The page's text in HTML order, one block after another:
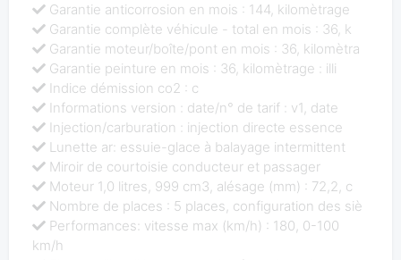
Garantie anticorrosion en mois : 144, kilomètrage
Garantie complète véhicule - total en mois : 36, k
Garantie moteur/boîte/pont en mois : 36, kilomètra
Garantie peinture en mois : 36, kilomètrage : illi
Indice démission co2 : c
Informations version : date/n° de tarif : v1, date
Injection/carburation : injection directe essence
Lunette ar: essuie-glace à balayage intermittent
Miroir de courtoisie conducteur et passager
Moteur 1,0 litres, 999 cm3, alésage (mm) : 72,2, c
Nombre de places : 5 places, configuration des siè
Performances: vitesse max (km/h) : 180, 0-100
km/h